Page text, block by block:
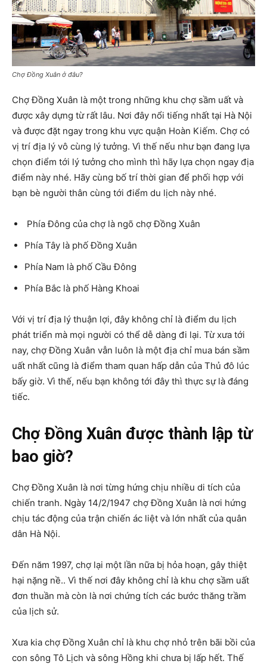
Chợ Đồng Xuân ở đâu?
Chợ Đồng Xuân là một trong những khu chợ sầm uất và
được xây dựng từ rất lâu. Nơi đây nổi tiếng nhất tại Hà Nội
và được đặt ngay trong khu vực quận Hoàn Kiếm. Chợ có
vị trí địa lý vô cùng lý tưởng. Vì thế nếu như bạn đang lựa
chọn điểm tới lý tưởng cho mình thì hãy lựa chọn ngay địa
điểm này nhé. Hãy cùng bố trí thời gian để phối hợp với
bạn bè người thân cùng tới điểm du lịch này nhé.
Phía Đông của chợ là ngõ chợ Đồng Xuân
Phía Tây là phố Đồng Xuân
Phía Nam là phố Cầu Đông
Phía Bắc là phố Hàng Khoai
Với vị trí địa lý thuận lợi, đây không chỉ là điểm du lịch
phát triển mà mọi người có thể dễ dàng đi lại. Từ xưa tới
nay, chợ Đồng Xuân vẫn luôn là một địa chỉ mua bán sầm
uất nhất cũng là điểm tham quan hấp dẫn của Thủ đô lúc
bấy giờ. Vì thế, nếu bạn không tới đây thì thực sự là đáng
tiếc.
Chợ Đồng Xuân được thành lập từ
bao giờ?
Chợ Đồng Xuân là nơi từng hứng chịu nhiều di tích của
chiến tranh. Ngày 14/2/1947 chợ Đồng Xuân là nơi hứng
chịu tác động của trận chiến ác liệt và lớn nhất của quân
dân Hà Nội.
Đến năm 1997, chợ lại một lần nữa bị hỏa hoạn, gây thiệt
hại nặng nề.. Vì thế nơi đây không chỉ là khu chợ sầm uất
đơn thuần mà còn là nơi chứng tích các bước thăng trầm
của lịch sử.
Xưa kia chợ Đồng Xuân chỉ là khu chợ nhỏ trên bãi bồi của
con sông Tô Lịch và sông Hồng khi chưa bị lấp hết. Thế